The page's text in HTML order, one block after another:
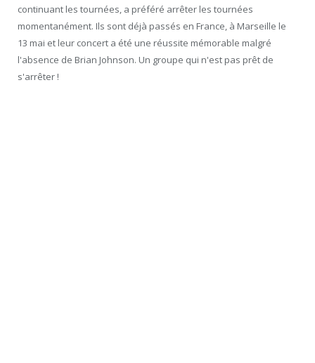
continuant les tournées, a préféré arrêter les tournées
momentanément. Ils sont déjà passés en France, à Marseille le
13 mai et leur concert a été une réussite mémorable malgré
l'absence de Brian Johnson. Un groupe qui n'est pas prêt de
s'arrêter !